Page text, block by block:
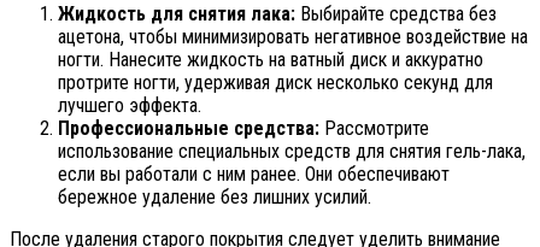
Жидкость для снятия лака: Выбирайте средства без
ацетона, чтобы минимизировать негативное воздействие на
ногти. Нанесите жидкость на ватный диск и аккуратно
протрите ногти, удерживая диск несколько секунд для
лучшего эффекта.
Профессиональные средства: Рассмотрите
использование специальных средств для снятия гель-лака,
если вы работали с ним ранее. Они обеспечивают
бережное удаление без лишних усилий.
После удаления старого покрытия следует уделить внимание